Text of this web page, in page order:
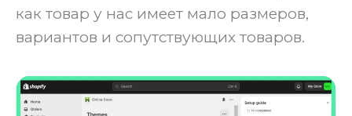
как товар у нас имеет мало размеров,
вариантов и сопутствующих товаров.